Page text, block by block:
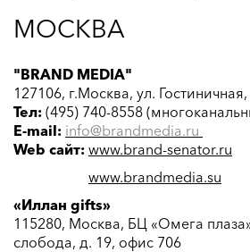
МОСКВА
"BRAND MEDIA"
127106, г.Москва, ул.
Тел: (495) 740-8558
E-mail: info@brandmedia.ru
Web сайт: www.brand-senator.ru
www.brandmedia.su
«Иллан gifts»
115280, Москва, БЦ «Омега
слобода, д. 19, офис 706